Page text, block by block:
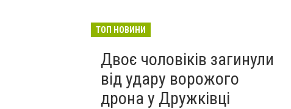
ТОП НОВИНИ
Двоє чоловіків загинули
від удару ворожого
дрона у Дружківці